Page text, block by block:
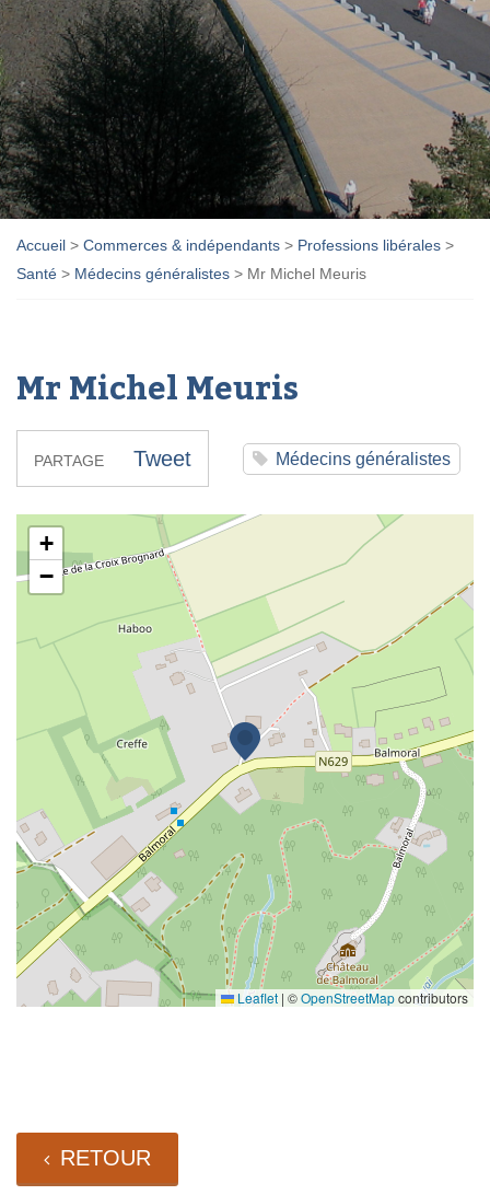
Accueil > Commerces & indépendants > Professions libérales >
Santé > Médecins généralistes > Mr Michel Meuris
Mr Michel Meuris
PARTAGE Tweet Médecins généralistes
Mr Michel Meuris
+
−
Leaflet | ©OpenStreetMapcontributors
RETOUR